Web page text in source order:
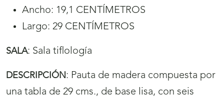
Ancho: 19,1 CENTÍMETROS
Largo: 29 CENTÍMETROS
SALA: Sala tiflología
DESCRIPCIÓN: Pauta de madera compuesta por
una tabla de 29 cms., de base lisa, con seis